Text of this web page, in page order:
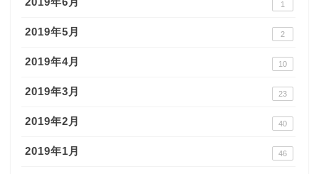
1
2019年5月 2
2019年4月 10
2019年3月 23
2019年2月 40
2019年1月 46